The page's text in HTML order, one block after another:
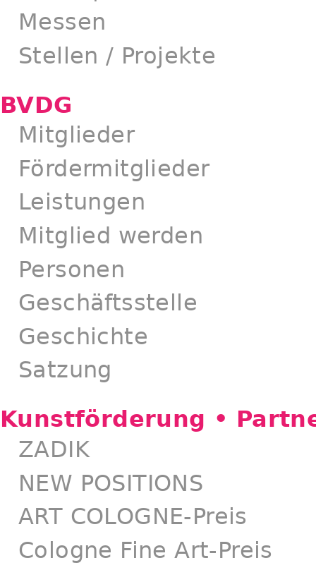
Messen
Stellen / Projekte
BVDG
Mitglieder
Fördermitglieder
Leistungen
Mitglied werden
Personen
Geschäftsstelle
Geschichte
Satzung
Kunstförderung •
ZADIK
NEW POSITIONS
ART COLOGNE-Preis
Cologne Fine Art-Preis